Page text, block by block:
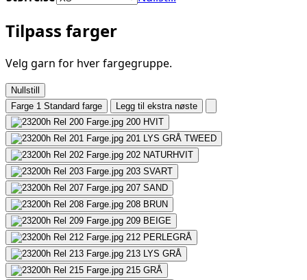
Tilpass farger
Velg garn for hver fargegruppe.
Nullstill
Farge 1 Standard farge
Legg til ekstra nøste
200 HVIT
201 LYS GRÅ TWEED
202 NATURHVIT
203 SVART
207 SAND
208 BRUN
209 BEIGE
212 PERLEGRÅ
213 LYS GRÅ
215 GRÅ